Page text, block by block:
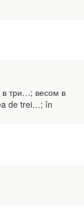
в три…; весом в
de trei…; în